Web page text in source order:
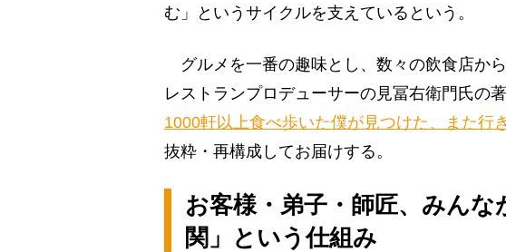
む」というサイクルを支えているという。
グルメを一番の趣味とし、数々の飲食店か
レストランプロデューサーの見冨右衛門氏の
1000軒以上食べ歩いた僕が見つけた、また行
抜粋・再構成してお届けする。
お客様・弟子・師匠、みん
関」という仕組み